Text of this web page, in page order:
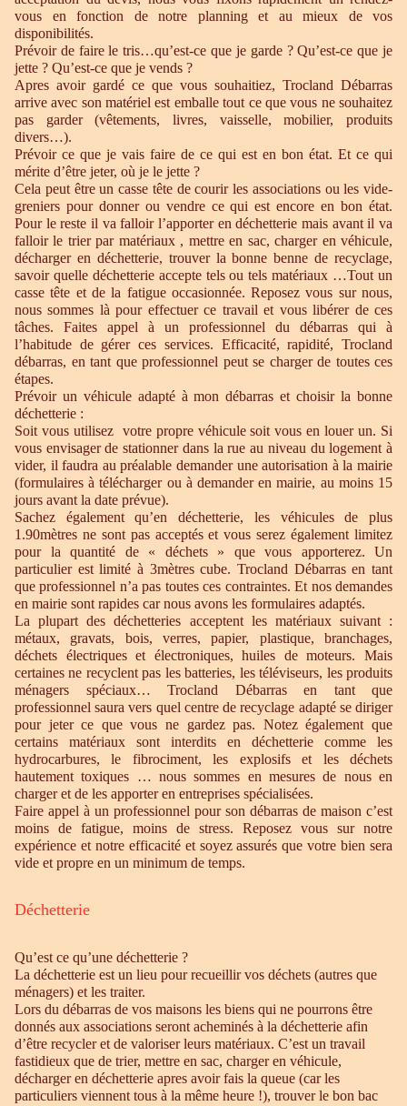
vous en fonction de notre planning et au mieux de vos
disponibilités.
Prévoir de faire le tris…qu’est-ce que je garde ? Qu’est-ce que je
jette ? Qu’est-ce que je vends ?
Apres avoir gardé ce que vous souhaitiez, Trocland Débarras
arrive avec son matériel est emballe tout ce que vous ne souhaitez
pas garder (vêtements, livres, vaisselle, mobilier, produits
divers…).
Prévoir ce que je vais faire de ce qui est en bon état. Et ce qui
mérite d’être jeter, où je le jette ?
Cela peut être un casse tête de courir les associations ou les vide-
greniers pour donner ou vendre ce qui est encore en bon état.
Pour le reste il va falloir l’apporter en déchetterie mais avant il va
falloir le trier par matériaux , mettre en sac, charger en véhicule,
décharger en déchetterie, trouver la bonne benne de recyclage,
savoir quelle déchetterie accepte tels ou tels matériaux …Tout un
casse tête et de la fatigue occasionnée. Reposez vous sur nous,
nous sommes là pour effectuer ce travail et vous libérer de ces
tâches. Faites appel à un professionnel du débarras qui à
l’habitude de gérer ces services. Efficacité, rapidité, Trocland
débarras, en tant que professionnel peut se charger de toutes ces
étapes.
Prévoir un véhicule adapté à mon débarras et choisir la bonne
déchetterie :
Soit vous utilisez votre propre véhicule soit vous en louer un. Si
vous envisager de stationner dans la rue au niveau du logement à
vider, il faudra au préalable demander une autorisation à la mairie
(formulaires à télécharger ou à demander en mairie, au moins 15
jours avant la date prévue).
Sachez également qu’en déchetterie, les véhicules de plus
1.90mètres ne sont pas acceptés et vous serez également limitez
pour la quantité de « déchets » que vous apporterez. Un
particulier est limité à 3mètres cube. Trocland Débarras en tant
que professionnel n’a pas toutes ces contraintes. Et nos demandes
en mairie sont rapides car nous avons les formulaires adaptés.
La plupart des déchetteries acceptent les matériaux suivant :
métaux, gravats, bois, verres, papier, plastique, branchages,
déchets électriques et électroniques, huiles de moteurs. Mais
certaines ne recyclent pas les batteries, les téléviseurs, les produits
ménagers spéciaux… Trocland Débarras en tant que
professionnel saura vers quel centre de recyclage adapté se diriger
pour jeter ce que vous ne gardez pas. Notez également que
certains matériaux sont interdits en déchetterie comme les
hydrocarbures, le fibrociment, les explosifs et les déchets
hautement toxiques … nous sommes en mesures de nous en
charger et de les apporter en entreprises spécialisées.
Faire appel à un professionnel pour son débarras de maison c’est
moins de fatigue, moins de stress. Reposez vous sur notre
expérience et notre efficacité et soyez assurés que votre bien sera
vide et propre en un minimum de temps.
Déchetterie
Qu’est ce qu’une déchetterie ?
La déchetterie est un lieu pour recueillir vos déchets (autres que
ménagers) et les traiter.
Lors du débarras de vos maisons les biens qui ne pourrons être
donnés aux associations seront acheminés à la déchetterie afin
d’être recycler et de valoriser leurs matériaux. C’est un travail
fastidieux que de trier, mettre en sac, charger en véhicule,
décharger en déchetterie apres avoir fais la queue (car les
particuliers viennent tous à la même heure !), trouver le bon bac